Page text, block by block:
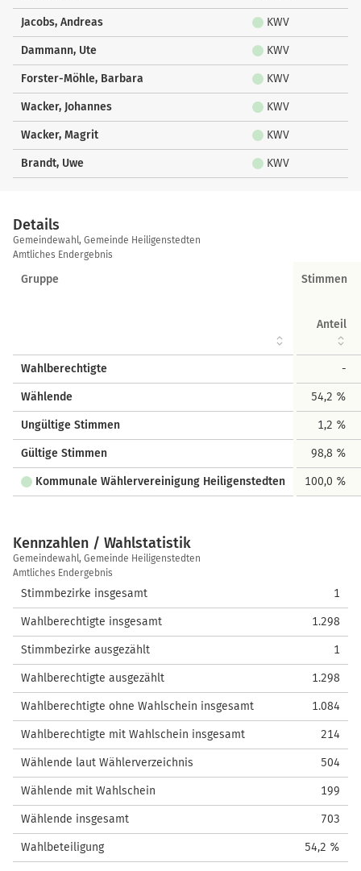
über
Liste
Jacobs, Andreas KWV
Dammann, Ute KWV
Forster-Möhle, Barbara KWV
Wacker, Johannes KWV
Wacker, Magrit KWV
Brandt, Uwe KWV
Details
Details
Gemeindewahl, Gemeinde Heiligenstedten
Amtliches Endergebnis
Gruppe Stimmen
Anteil
Wahlberechtigte -
Wählende 54,2 %
Ungültige Stimmen 1,2 %
Gültige Stimmen 98,8 %
Kommunale Wählervereinigung Heiligenstedten 100,0 %
Kennzahlen / Wahlstatistik
Kennzahlen
/
Wahlstatistik
Gemeindewahl, Gemeinde Heiligenstedten
Amtliches Endergebnis
Stimmbezirke insgesamt 1
Wahlberechtigte insgesamt 1.298
Stimmbezirke ausgezählt 1
Wahlberechtigte ausgezählt 1.298
Wahlberechtigte ohne Wahlschein insgesamt 1.084
Wahlberechtigte mit Wahlschein insgesamt 214
Wählende laut Wählerverzeichnis 504
Wählende mit Wahlschein 199
Wählende insgesamt 703
Wahlbeteiligung 54,2 %